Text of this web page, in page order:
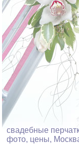
свадебные
фото, цены,